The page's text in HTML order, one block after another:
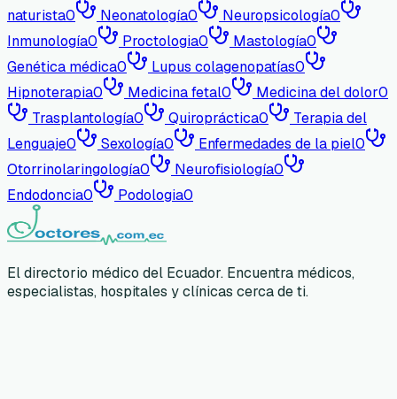
naturista0 Neonatología0 Neuropsicología0
Inmunología0 Proctologia0 Mastología0
Genética médica0 Lupus colagenopatías0
Hipnoterapia0 Medicina fetal0 Medicina del dolor0
Trasplantología0 Quiropráctica0
Terapia del
Lenguaje0 Sexología0 Enfermedades de la piel0
Otorrinolaringología0 Neurofisiología0
Endodoncia0 Podologia0
El directorio médico del Ecuador. Encuentra médicos,
especialistas, hospitales y clínicas cerca de ti.